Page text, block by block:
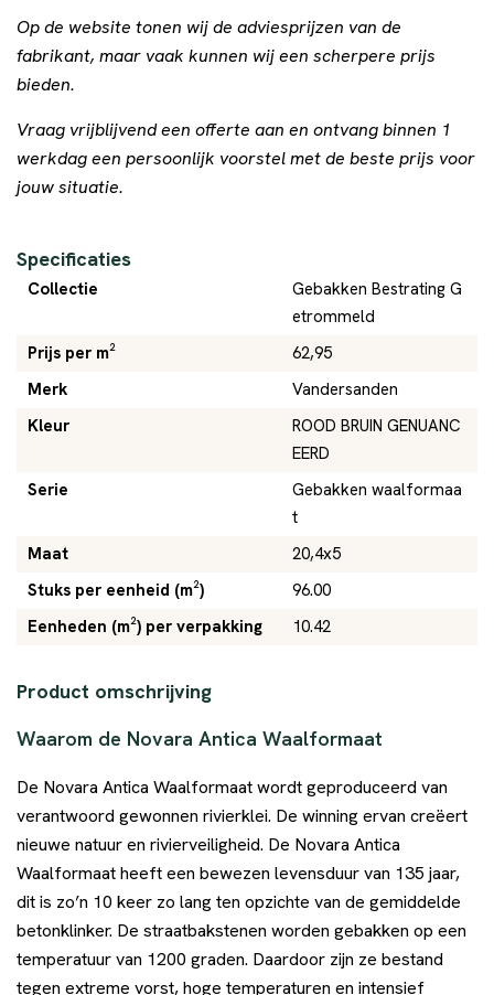
Op de website tonen wij de adviesprijzen van de
fabrikant, maar vaak kunnen wij een scherpere prijs
bieden.
Vraag vrijblijvend een offerte aan en ontvang binnen 1
werkdag een persoonlijk voorstel met de beste prijs voor
jouw situatie.
Specificaties
Collectie
Gebakken Bestrating G
etrommeld
Prijs per m²
62,95
Merk
Vandersanden
Kleur
ROOD BRUIN GENUANC
EERD
Serie
Gebakken waalformaa
t
Maat
20,4x5
Stuks per eenheid (m²)
96.00
Eenheden (m²) per verpakking
10.42
Product omschrijving
Waarom de Novara Antica Waalformaat
De Novara Antica Waalformaat wordt geproduceerd van
verantwoord gewonnen rivierklei. De winning ervan creëert
nieuwe natuur en rivierveiligheid. De Novara Antica
Waalformaat heeft een bewezen levensduur van 135 jaar,
dit is zo’n 10 keer zo lang ten opzichte van de gemiddelde
betonklinker. De straatbakstenen worden gebakken op een
temperatuur van 1200 graden. Daardoor zijn ze bestand
tegen extreme vorst, hoge temperaturen en intensief